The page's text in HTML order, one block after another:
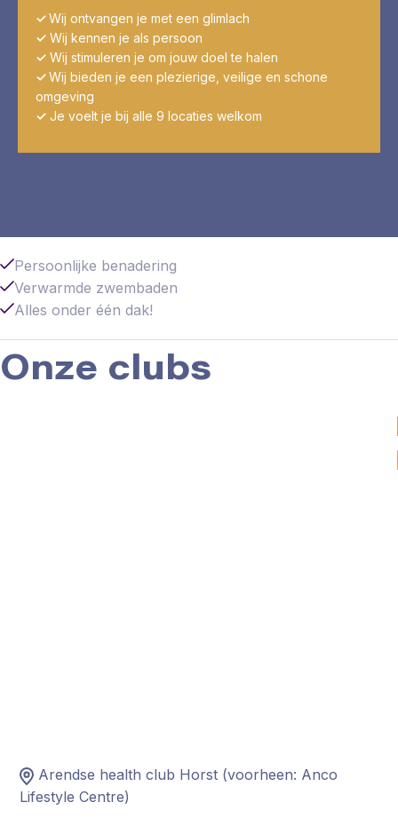
✓Wij ontvangen je met een glimlach
✓ Wij kennen je als persoon
✓ Wij stimuleren je om jouw doel te halen
✓Wij bieden je een plezierige, veilige en schone
omgeving
✓ Je voelt je bij alle 9 locaties welkom
Persoonlijke benadering
Verwarmde zwembaden
Alles onder één dak!
Onze clubs
Arendse health club Horst (voorheen: Anco
Lifestyle Centre)